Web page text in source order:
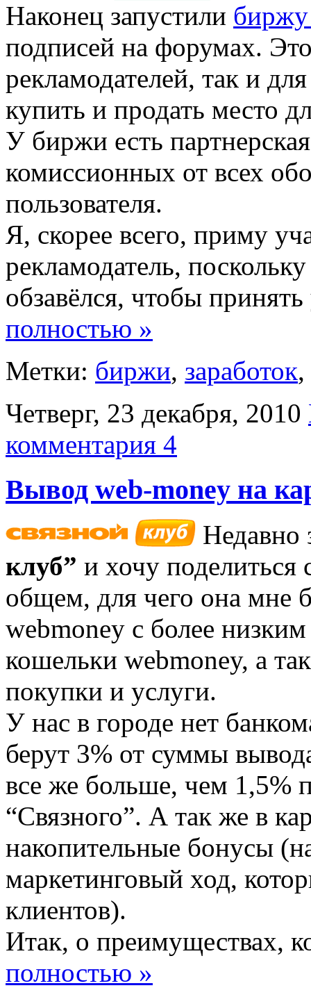
Наконец запустили
подписей на форумах.
рекламодателей, так и
купить и продать место
У биржи есть
комиссионных от всех
пользователя.
Я, скорее всего, приму
рекламодатель,
обзавёлся, чтобы
полностью »
Метки: биржи, заработок,
Четверг, 23 декабря, 2010
комментария 4
Вывод web-money на
Недавно
клуб” и хочу
общем, для чего она мне
webmoney с более
кошельки webmoney, а
покупки и услуги.
У нас в городе нет
берут 3% от суммы
все же больше, чем 1,5%
“Связного”. А так же в
накопительные бонусы
маркетинговый ход,
клиентов).
Итак, о преимуществах,
полностью »